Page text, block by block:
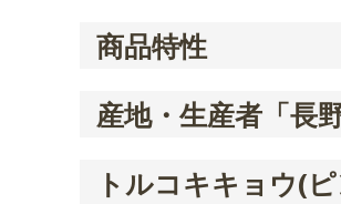
商品特性
産地・生産者「長
トルコキキョウ(